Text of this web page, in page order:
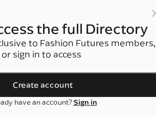
the full Directory
to Fashion Futures members,
sign in to access
Create account
have an account? Sign in